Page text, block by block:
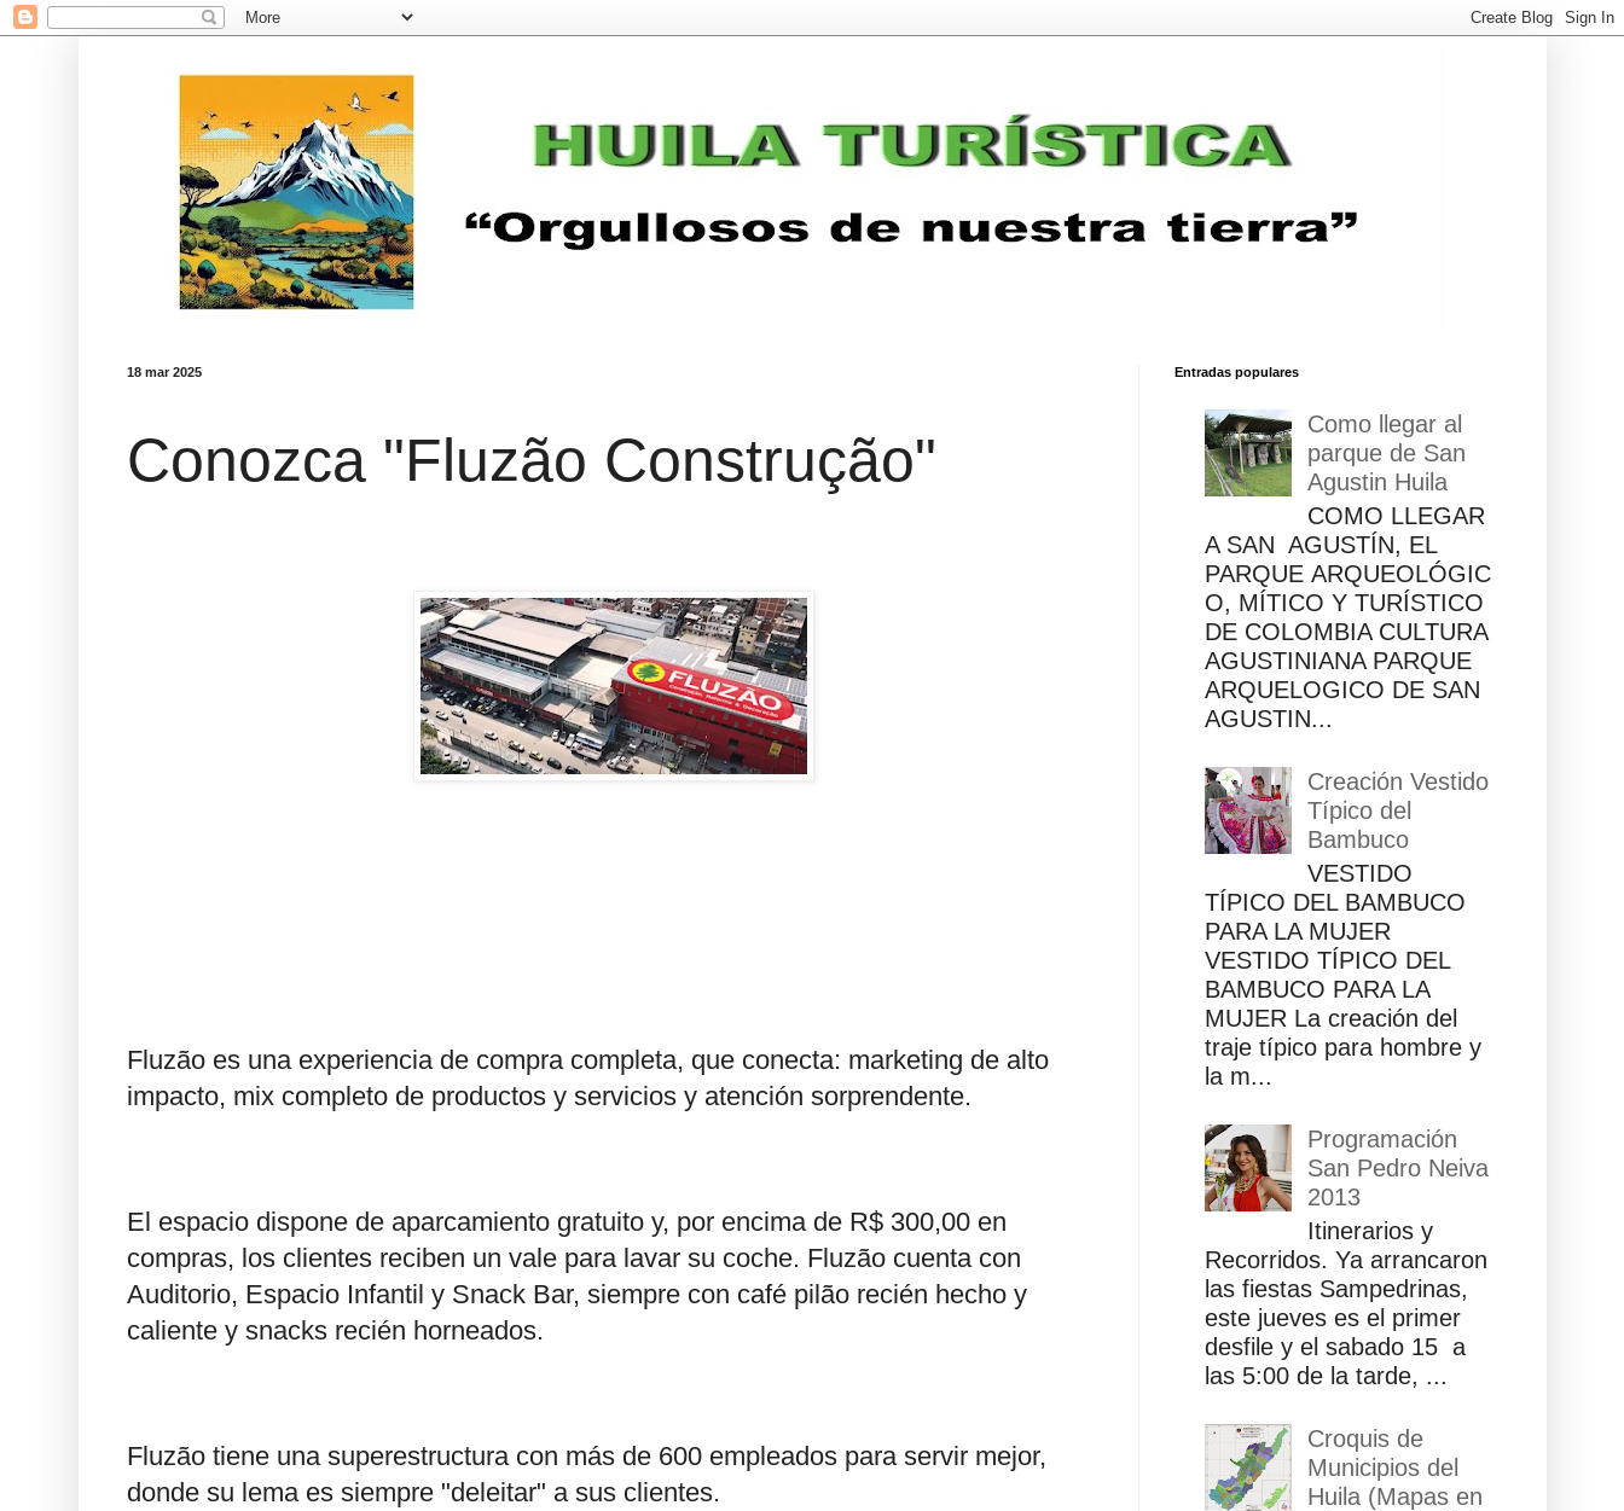
18 mar 2025
Conozca "Fluzão Construção"
Fluzão es una experiencia de compra completa, que conecta: marketing de alto
impacto, mix completo de productos y servicios y atención sorprendente.
El espacio dispone de aparcamiento gratuito y, por encima de R$ 300,00 en
compras, los clientes reciben un vale para lavar su coche. Fluzão cuenta con
Auditorio, Espacio Infantil y Snack Bar, siempre con café pilão recién hecho y
caliente y snacks recién horneados.
Fluzão tiene una superestructura con más de 600 empleados para servir mejor,
donde su lema es siempre "deleitar" a sus clientes.
Entradas populares
Como llegar al
parque de San
Agustin Huila
COMO LLEGAR
A SAN AGUSTÍN, EL
PARQUE ARQUEOLÓGIC
O, MÍTICO Y TURÍSTICO
DE COLOMBIA CULTURA
AGUSTINIANA PARQUE
ARQUELOGICO DE SAN
AGUSTIN...
Creación Vestido
Típico del
Bambuco
VESTIDO
TÍPICO DEL BAMBUCO
PARA LA MUJER
VESTIDO TÍPICO DEL
BAMBUCO PARA LA
MUJER La creación del
traje típico para hombre y
la m...
Programación
San Pedro Neiva
2013
Itinerarios y
Recorridos. Ya arrancaron
las fiestas Sampedrinas,
este jueves es el primer
desfile y el sabado 15 a
las 5:00 de la tarde, ...
Croquis de
Municipios del
Huila (Mapas en